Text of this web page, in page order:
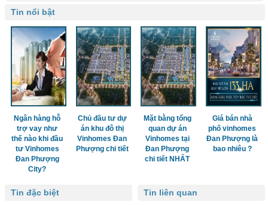
Tin nổi bật
Ngân hàng hỗ
trợ vay như
thế nào khi đầu
tư Vinhomes
Đan Phượng
City?
Chủ đầu tư dự
án khu đô thị
Vinhomes Đan
Phượng chi tiết
Mặt bằng tổng
quan dự án
Vinhomes tại
Đan Phượng
chi tiết NHẤT
Giá bán nhà
phố vinhomes
Đan Phượng là
bao nhiêu ?
Tin liên quan
Tin đặc biệt